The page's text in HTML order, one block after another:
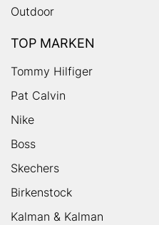
Outdoor
TOP MARKEN
Tommy Hilfiger
Pat Calvin
Nike
Boss
Skechers
Birkenstock
Kalman & Kalman